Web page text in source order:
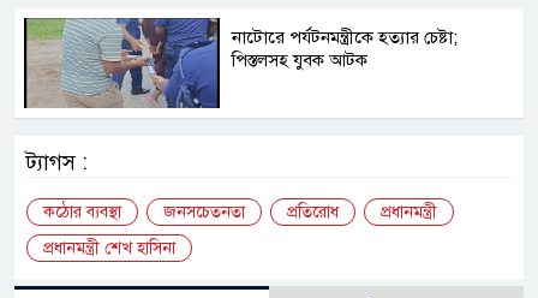
নাটোরে পর্যটনমন্ত্রীকে হত্যার চেষ্টা;
পিস্তলসহ যুবক আটক
ট্যাগস :
কঠোর ব্যবস্থা জনসচেতনতা প্রতিরোধ
প্রধানমন্ত্রী
প্রধানমন্ত্রী শেখ হাসিনা